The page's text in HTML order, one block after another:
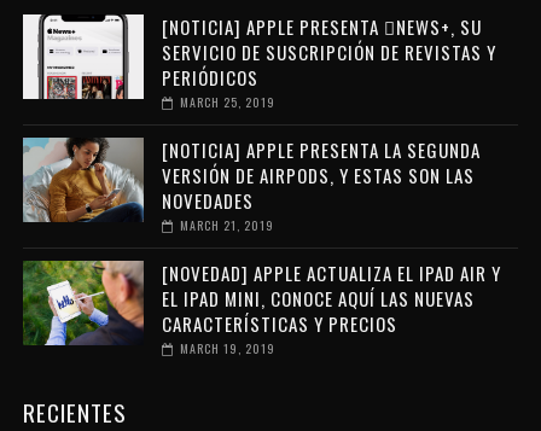
[NOTICIA] APPLE PRESENTA NEWS+, SU
SERVICIO DE SUSCRIPCIÓN DE REVISTAS Y
PERIÓDICOS
MARCH 25, 2019
[NOTICIA] APPLE PRESENTA LA SEGUNDA
VERSIÓN DE AIRPODS, Y ESTAS SON LAS
NOVEDADES
MARCH 21, 2019
[NOVEDAD] APPLE ACTUALIZA EL IPAD AIR Y
EL IPAD MINI, CONOCE AQUÍ LAS NUEVAS
CARACTERÍSTICAS Y PRECIOS
MARCH 19, 2019
RECIENTES